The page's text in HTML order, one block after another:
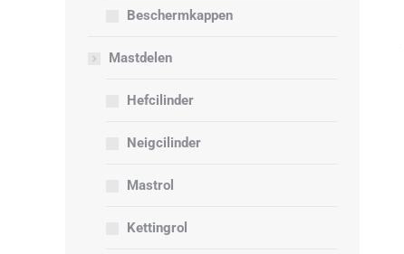
Beschermkappen
Mastdelen
Hefcilinder
Neigcilinder
Mastrol
Kettingrol